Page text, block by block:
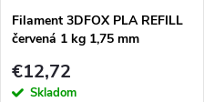
Filament 3DFOX PLA REFILL
červená 1 kg 1,75 mm
€12,72
Skladom